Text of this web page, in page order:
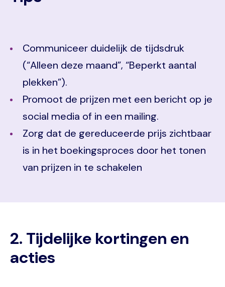
Communiceer duidelijk de tijdsdruk
(“Alleen deze maand”, “Beperkt aantal
plekken”).
Promoot de prijzen met een bericht op je
social media of in een mailing.
Zorg dat de gereduceerde prijs zichtbaar
is in het boekingsproces door het tonen
van prijzen in te schakelen
2. Tijdelijke kortingen en
acties